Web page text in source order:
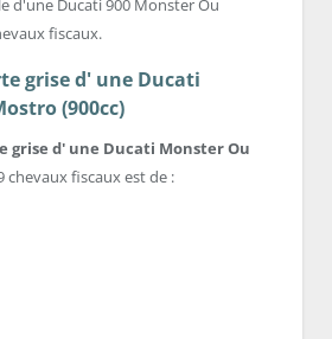
d'une Ducati 900 Monster Ou
fiscaux.
grise d' une Ducati
(900cc)
grise d' une Ducati Monster Ou
chevaux fiscaux est de :